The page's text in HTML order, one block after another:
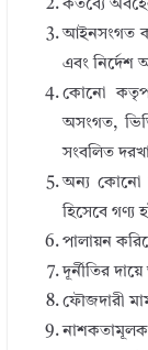
কর্তব্যে
আইনসংগত
এবং নির্দেশ
কোনো
অসংগত,
সংবলিত
অন্য কোনো
হিসেবে গণ্য
পালায়ন
দূর্নীতির
ফৌজদারী
নাশকতামূলক